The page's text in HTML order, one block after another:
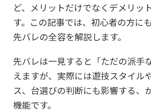
ど、メリットだけでなくデメリッ
す。この記事では、初心者の方に
先バレの全容を解説します。
先バレは一見すると「ただの派手
えますが、実際には遊技スタイル
ス、台選びの判断にも影響する、
機能です。